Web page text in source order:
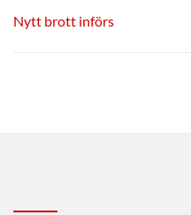
Nytt brott införs